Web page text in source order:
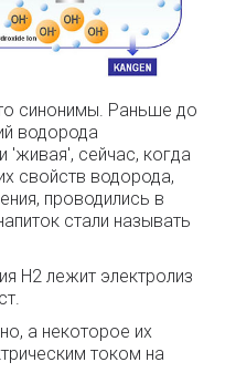
синонимы. Раньше до
водорода
'живая', сейчас, когда
свойств водорода,
проводились в
стали называть
H2 лежит электролиз
а некоторое их
током на